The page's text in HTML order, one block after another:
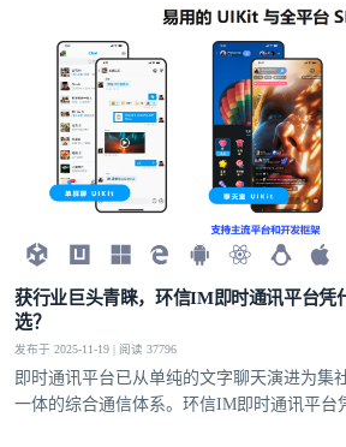
获行业巨头青睐，环信IM即时通讯平台凭
选？
发布于 2025-11-19 | 阅读 37796
即时通讯平台已从单纯的文字聊天演进为集
一体的综合通信体系。环信IM即时通讯平台